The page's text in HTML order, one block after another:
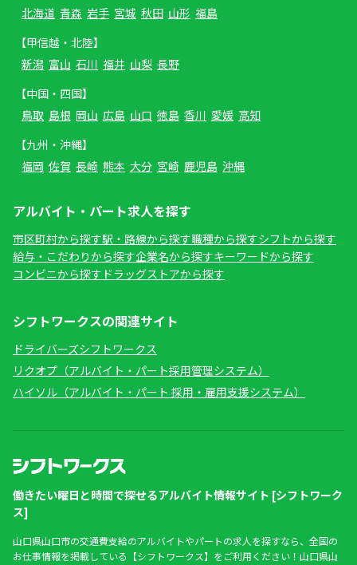
北海道 青森 岩手 宮城 秋田 山形 福島
【甲信越・北陸】
新潟 富山 石川 福井 山梨 長野
【中国・四国】
鳥取 島根 岡山 広島 山口 徳島 香川 愛媛 高知
【九州・沖縄】
福岡 佐賀 長崎 熊本 大分 宮崎 鹿児島 沖縄
アルバイト・パート求人を探す
市区町村から探す駅・路線から探す職種から探すシフトから探す
給与・こだわりから探す企業名から探すキーワードから探す
コンビニから探す ドラッグストアから探す
シフトワークスの関連サイト
ドライバーズシフトワークス
リクオプ（アルバイト・パート採用管理システム）
ハイソル（アルバイト・パート 採用・雇用支援システム）
働きたい曜日と時間で探せるアルバイト情報サイト [シフトワーク
ス]
山口県山口市の交通費支給のアルバイトやパートの求人を探すなら、全国の
お仕事情報を掲載している【シフトワークス】をご利用ください！山口県山